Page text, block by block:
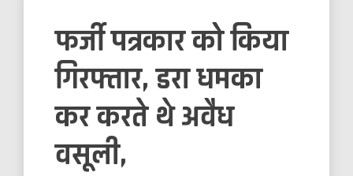
फर्जी पत्रकार को किया
गिरफ्तार, डरा धमका
कर करते थे अवैध
वसूली,